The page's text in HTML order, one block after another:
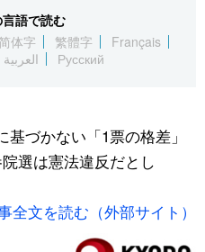
Русский
語で読む
简体字 繁體字
Français
العربية Русский
づかない「1票の格差」
選は憲法違反だとし
全文を読む（外部サイト）